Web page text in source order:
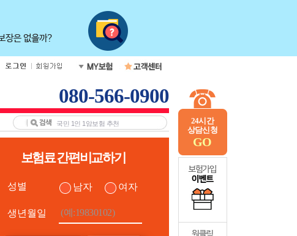
24시간
상담신청
GO
080-566-0900
보험료 간편비교하기
성별 남자 여자
생년월일